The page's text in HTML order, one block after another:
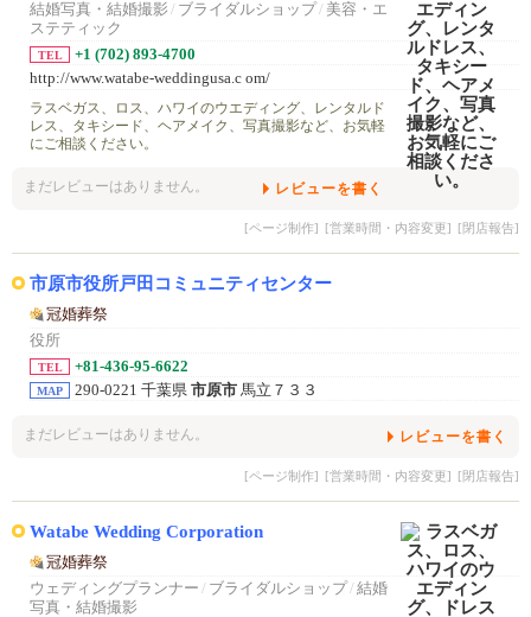
結婚写真・結婚撮影 / ブライダルショップ/ 美容・エ
ステティック
TEL
+1 (702) 893-4700
http://www.watabe-weddingusa.c om/
ラスベガス、ロス、ハワイのウエディング、レンタルド
レス、タキシード、ヘアメイク、写真撮影など、お気軽
にご相談ください。
まだレビューはありません。 レビューを書く
[ページ制作] [営業時間・内容変更] [閉店報告]
市原市役所戸田コミュニティセンター
冠婚葬祭
役所
TEL +81-436-95-6622
MAP 290-0221 千葉県 市原市 馬立７３３
まだレビューはありません。 レビューを書く
[ページ制作] [営業時間・内容変更] [閉店報告]
Watabe Wedding Corporation
冠婚葬祭
ウェディングプランナー / ブライダルショップ/ 結婚
写真・結婚撮影